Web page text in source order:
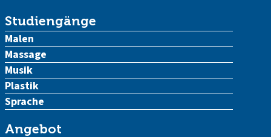
Studiengänge
Malen
Massage
Musik
Plastik
Sprache
Angebot